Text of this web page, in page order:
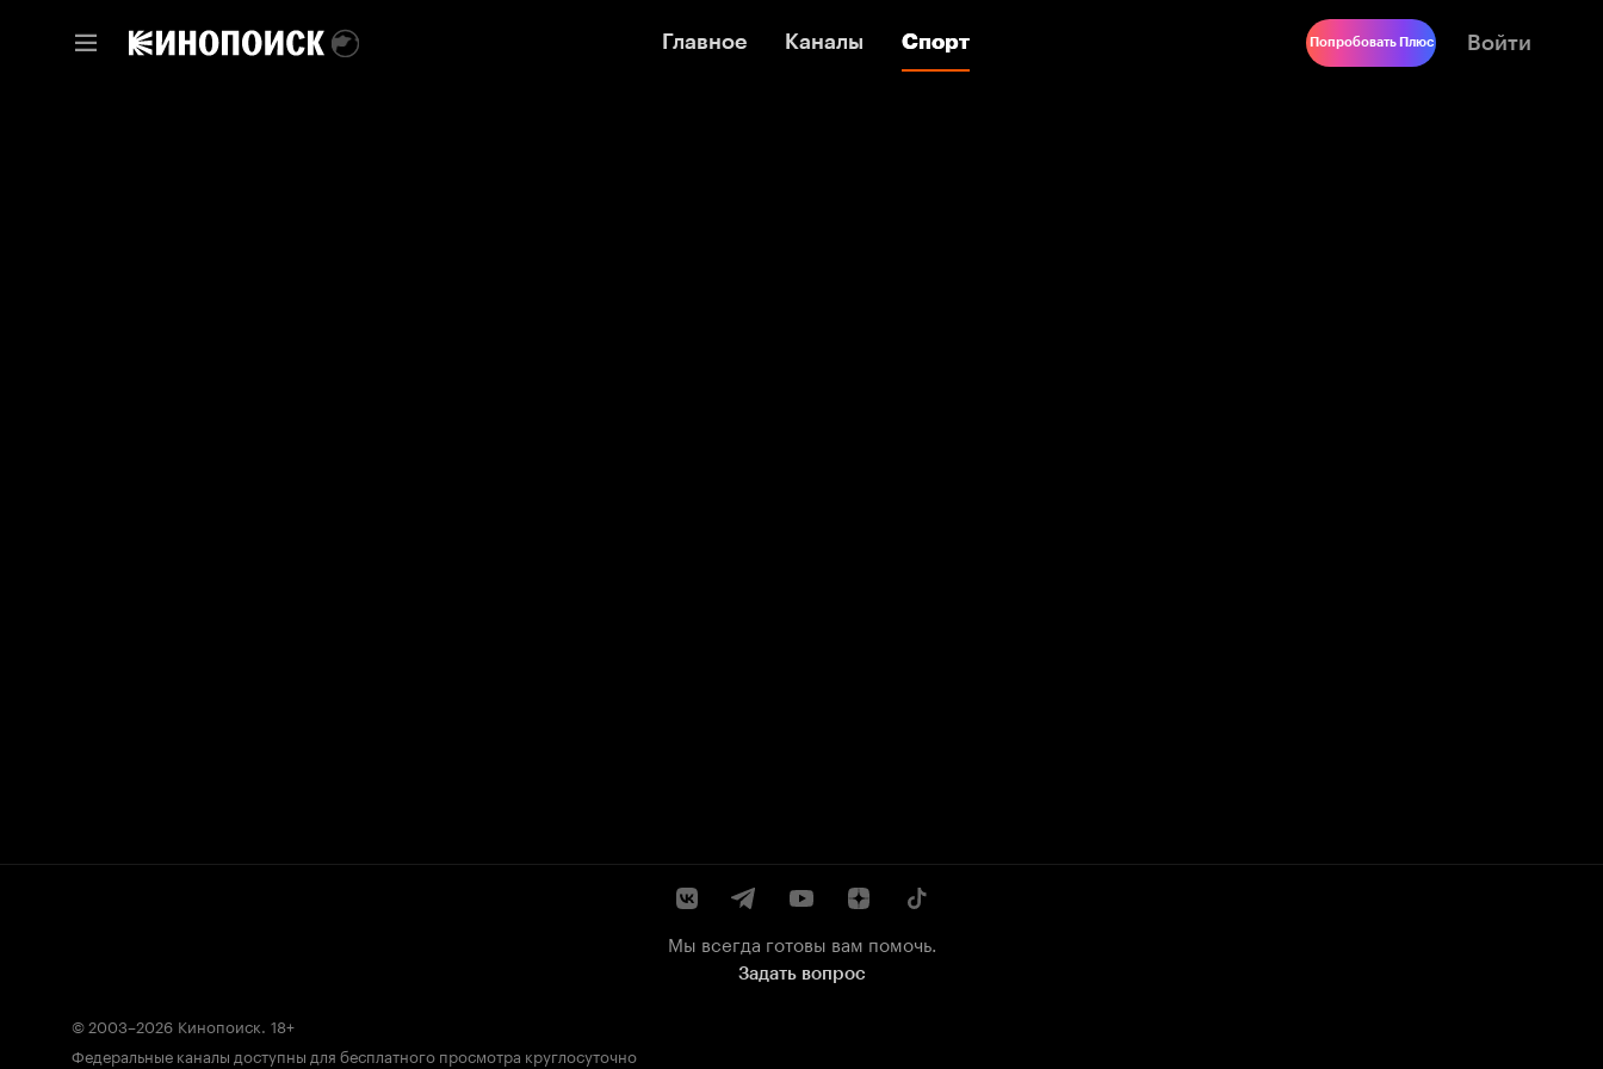
Главное Каналы Спорт
Главное Каналы Спорт Попробовать Плюс Войти
Мы всегда готовы вам помочь.
Задать вопрос
© 2003–2026 Кинопоиск. 18+
Федеральные каналы доступны для бесплатного просмотра круглосуточно